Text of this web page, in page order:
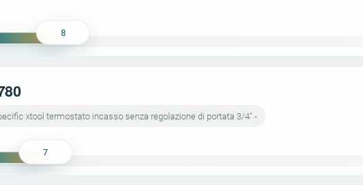
8
xtool termostato incasso senza regolazione di portata 3/4" -
7